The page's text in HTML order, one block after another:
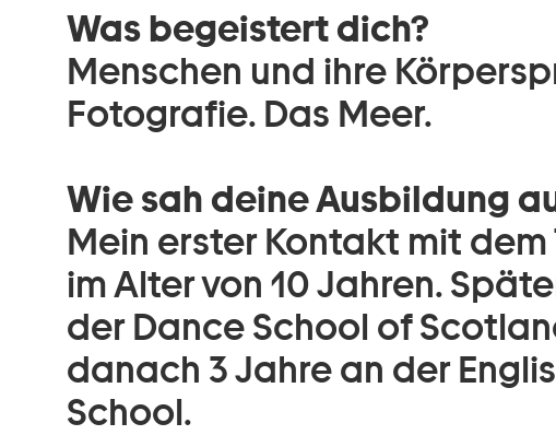
Was begeistert dich?
Menschen und ihre
Fotografie. Das Meer.
Wie sah deine Ausbildung
Mein erster Kontakt mit
im Alter von 10 Jahren.
der Dance School of
danach 3 Jahre an der
School.